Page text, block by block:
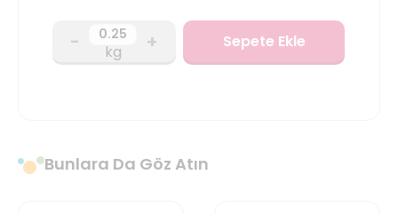
- kg + Sepete Ekle
Bunlara Da Göz Atın